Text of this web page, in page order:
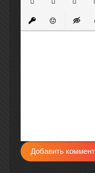
ВставитьВставить
Добавить